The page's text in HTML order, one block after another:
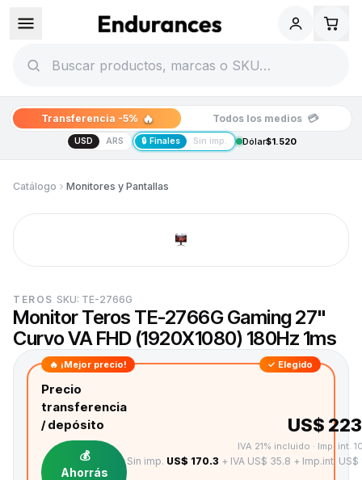
Transferencia -5% 🔥 Todos los medios 💳
USD ARS 🔒 Finales Sin imp. Dólar$1.520
Catálogo Monitores y Pantallas
TEROS SKU: TE-2766G
Monitor Teros TE-2766G Gaming 27"
Curvo VA FHD (1920X1080) 180Hz 1ms
🔥 ¡Mejor precio! ✓ Elegido
Precio
transferencia
/ depósito
💰
Ahorrás
US$
IVA 21% incluido · Imp. int.
Sin imp. US$ 170.3 + IVA US$ 35.8 + Imp.int. US$